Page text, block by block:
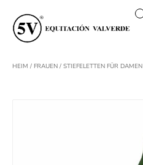
Inhalt
springen
HEIM / FRAUEN / STIEFELETTEN FÜR DAMEN